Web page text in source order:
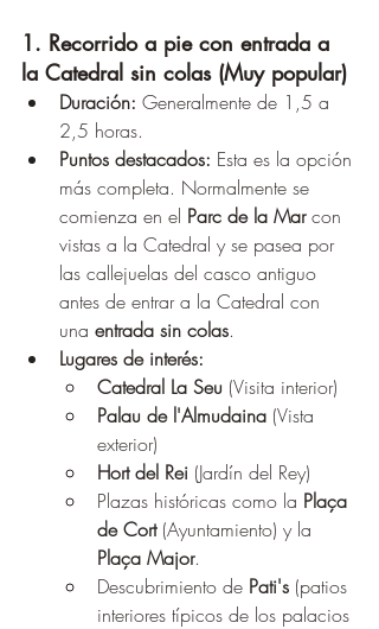
1. Recorrido a pie con entrada a
la Catedral sin colas (Muy popular)
Duración: Generalmente de 1,5 a
2,5 horas.
Puntos destacados: Esta es la opción
más completa. Normalmente se
comienza en el Parc de la Mar con
vistas a la Catedral y se pasea por
las callejuelas del casco antiguo
antes de entrar a la Catedral con
una entrada sin colas.
Lugares de interés:
Catedral La Seu (Visita interior)
Palau de l'Almudaina (Vista
exterior)
Hort del Rei (Jardín del Rey)
Plazas históricas como la Plaça
de Cort (Ayuntamiento) y la
Plaça Major.
Descubrimiento de Pati's (patios
interiores típicos de los palacios